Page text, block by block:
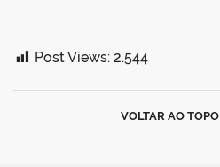
Post Views: 2.544
VOLTAR AO TOPO